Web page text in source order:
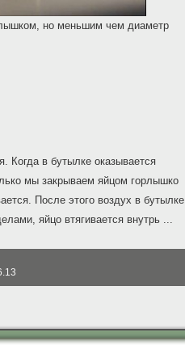
но меньшим чем диаметр
Когда в бутылке оказывается
мы закрываем яйцом горлышко
После этого воздух в бутылке
яйцо втягивается внутрь ...